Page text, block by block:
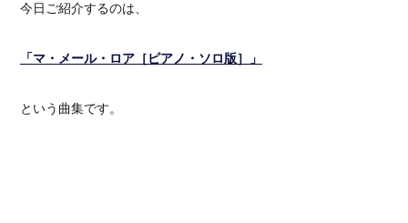
今日ご紹介するのは、
「マ・メール・ロア［ピアノ・ソロ版］」
という曲集です。